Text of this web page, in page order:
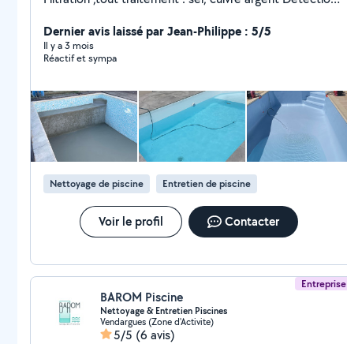
réfection des joints remplacement des pièces à sceller
: skimmers , projecteurs
Dernier avis laissé par Jean-Philippe : 5/5
Il y a 3 mois
Réactif et sympa
Nettoyage de piscine Entretien de piscine
Voir le profil Contacter
Entreprise
BAROM Piscine
Nettoyage & Entretien Piscines
Vendargues (Zone d'Activite)
5/5 (6 avis)